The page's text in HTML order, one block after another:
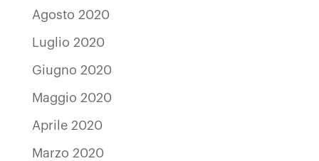
Agosto 2020
Luglio 2020
Giugno 2020
Maggio 2020
Aprile 2020
Marzo 2020